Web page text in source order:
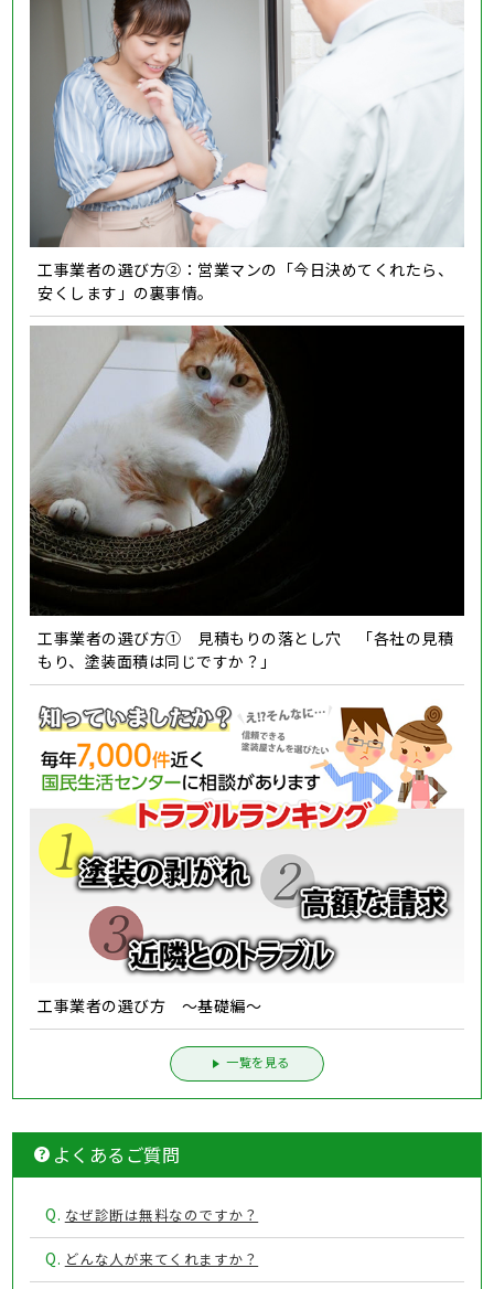
工事業者の選び方②：営業マンの「今日決めてくれたら、
安くします」の裏事情。
工事業者の選び方① 見積もりの落とし穴 「各社の見積
もり、塗装面積は同じですか？」
工事業者の選び方 ～基礎編～
一覧を見る
よくあるご質問
Q. なぜ診断は無料なのですか？
Q. どんな人が来てくれますか？